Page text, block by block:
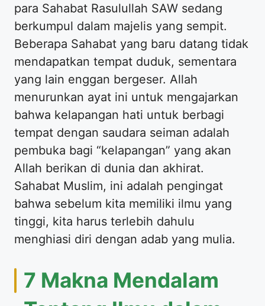
para Sahabat Rasulullah SAW sedang
berkumpul dalam majelis yang sempit.
Beberapa Sahabat yang baru datang tidak
mendapatkan tempat duduk, sementara
yang lain enggan bergeser. Allah
menurunkan ayat ini untuk mengajarkan
bahwa kelapangan hati untuk berbagi
tempat dengan saudara seiman adalah
pembuka bagi “kelapangan” yang akan
Allah berikan di dunia dan akhirat.
Sahabat Muslim, ini adalah pengingat
bahwa sebelum kita memiliki ilmu yang
tinggi, kita harus terlebih dahulu
menghiasi diri dengan adab yang mulia.
7 Makna Mendalam